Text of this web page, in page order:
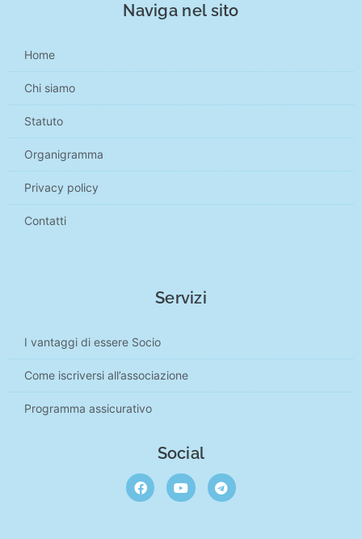
Naviga nel sito
Home
Chi siamo
Statuto
Organigramma
Privacy policy
Contatti
Servizi
I vantaggi di essere Socio
Come iscriversi all’associazione
Programma assicurativo
Social